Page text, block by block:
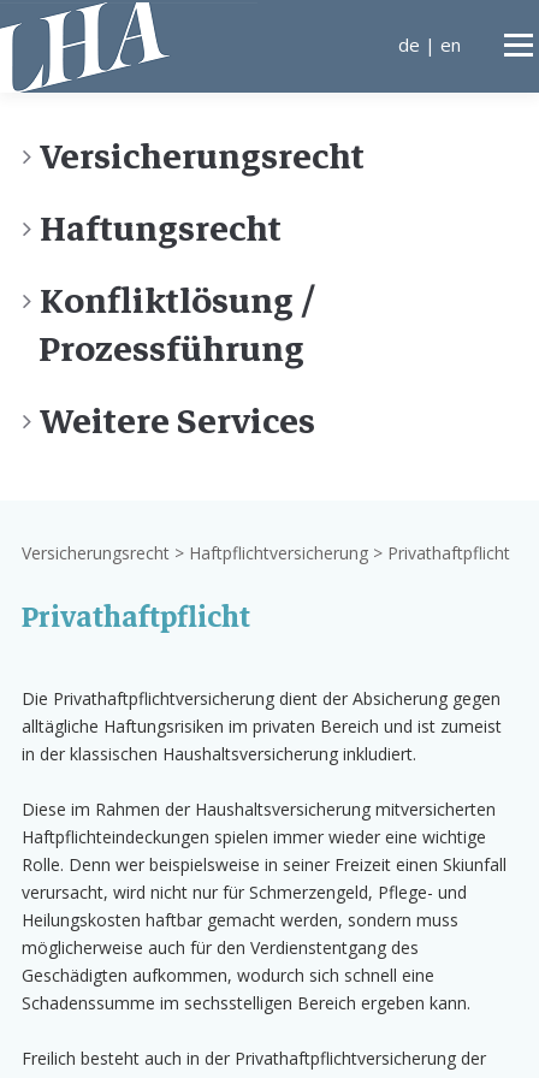
Direkt
zum
Inhalt
de | en
TÄTIGKEITSGEBIETE
ANWÄLTE
Versicherungsrecht
Haftungsrecht
Konfliktlösung /
Prozessführung
Weitere Services
Versicherungsrecht > Haftpflichtversicherung > Privathaftpflicht
Privathaftpflicht
Die Privathaftpflichtversicherung dient der Absicherung gegen
alltägliche Haftungsrisiken im privaten Bereich und ist zumeist
in der klassischen Haushaltsversicherung inkludiert.
Diese im Rahmen der Haushaltsversicherung mitversicherten
Haftpflichteindeckungen spielen immer wieder eine wichtige
Rolle. Denn wer beispielsweise in seiner Freizeit einen Skiunfall
verursacht, wird nicht nur für Schmerzengeld, Pflege- und
Heilungskosten haftbar gemacht werden, sondern muss
möglicherweise auch für den Verdienstentgang des
Geschädigten aufkommen, wodurch sich schnell eine
Schadenssumme im sechsstelligen Bereich ergeben kann.
Freilich besteht auch in der Privathaftpflichtversicherung der